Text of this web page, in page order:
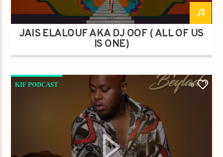
JAÏS ELALOUF AKA DJ OOF ( ALL OF US
IS ONE)
KIF PODCAST 0